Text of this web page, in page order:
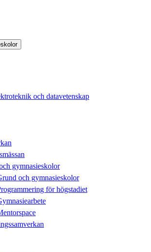
och datavetenskap
gymnasieskolor
och gymnasieskolor
för högstadiet